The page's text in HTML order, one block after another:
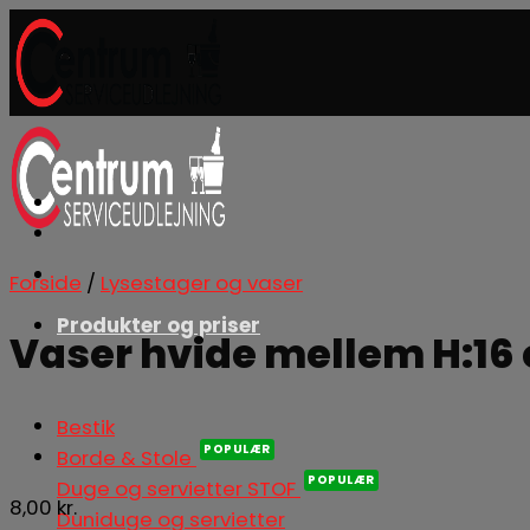
Skip
to
content
Produkter og priser
Bestik
Borde & Stole
Duge og servietter STOF
Duniduge og servietter
Forside / Lysestager og vaser
Vaser hvide mellem H:16
8,00 kr.